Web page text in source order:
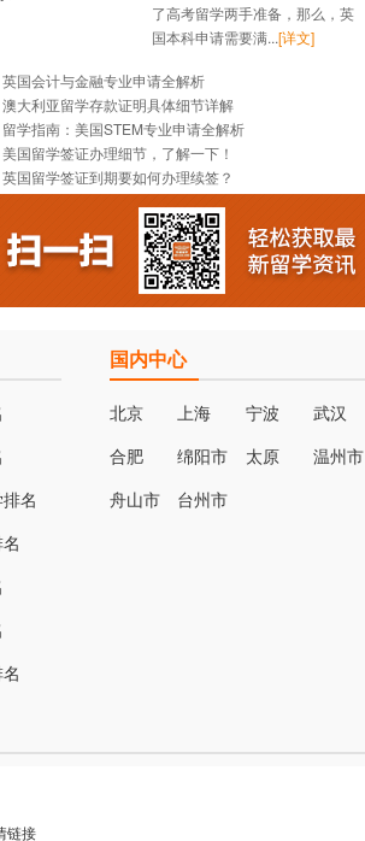
了高考留学两手准备，那么，英
国本科申请需要满...[详文]
英国会计与金融专业申请全解析
澳大利亚留学存款证明具体细节详解
留学指南：美国STEM专业申请全解析
美国留学签证办理细节，了解一下！
英国留学签证到期要如何办理续签？
名
国内中心
北京 上海 宁波 武汉
合肥 绵阳市 太原 温州市
舟山市 台州市
链接